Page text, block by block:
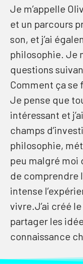
Je m’appelle
et un parcours
son, et j’ai
philosophie. Je
questions
Comment ça se
Je pense que
intéressant et
champs
philosophie,
peu malgré moi
de comprendre
intense
vivre.J’ai créé
partager les
connaissance